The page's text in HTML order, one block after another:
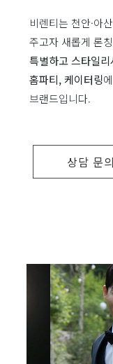
비렌티는 천안·아
주고자 새롭게 론
특별하고 스타일
홈파티, 케이터링
브랜드입니다.
상담 문